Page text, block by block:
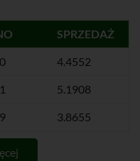
SPRZEDAŻ
4.4552
5.1908
3.8655